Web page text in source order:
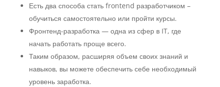
Есть два способа стать frontend разработчиком –
обучиться самостоятельно или пройти курсы.
Фронтенд-разработка — одна из сфер в IT, где
начать работать проще всего.
Таким образом, расширяя объем своих знаний и
навыков, вы можете обеспечить себе необходимый
уровень заработка.